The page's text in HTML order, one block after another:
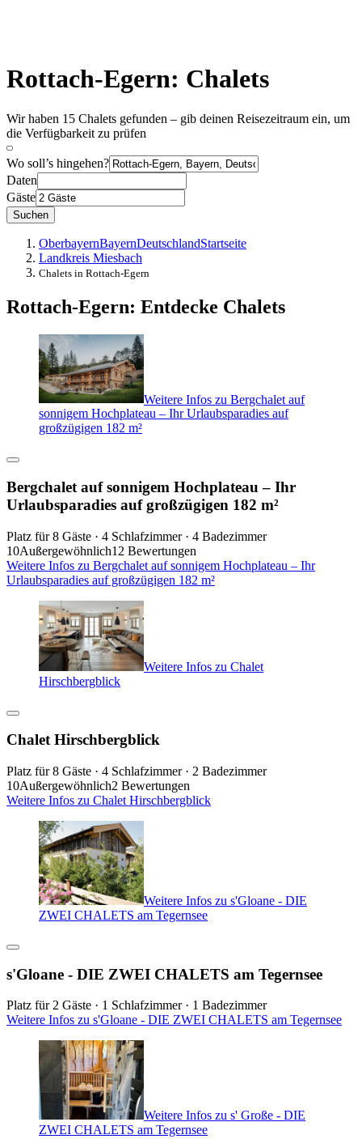
Rottach-Egern: Chalets
Wir haben 15 Chalets gefunden – gib deinen Reisezeitraum ein, um
die Verfügbarkeit zu prüfen
Wo soll’s hingehen?
Daten
Gäste
Suchen
OberbayernBayernDeutschlandStartseite
Landkreis Miesbach
Chalets in Rottach-Egern
Rottach-Egern: Entdecke Chalets
Weitere Infos zu Bergchalet auf
sonnigem Hochplateau – Ihr Urlaubsparadies auf
großzügigen 182 m²
Bergchalet auf sonnigem Hochplateau – Ihr
Urlaubsparadies auf großzügigen 182 m²
Platz für 8 Gäste · 4 Schlafzimmer · 4 Badezimmer
10Außergewöhnlich12 Bewertungen
Weitere Infos zu Bergchalet auf sonnigem Hochplateau – Ihr
Urlaubsparadies auf großzügigen 182 m²
Weitere Infos zu Chalet
Hirschbergblick
Chalet Hirschbergblick
Platz für 8 Gäste · 4 Schlafzimmer · 2 Badezimmer
10Außergewöhnlich2 Bewertungen
Weitere Infos zu Chalet Hirschbergblick
Weitere Infos zu s'Gloane - DIE
ZWEI CHALETS am Tegernsee
s'Gloane - DIE ZWEI CHALETS am Tegernsee
Platz für 2 Gäste · 1 Schlafzimmer · 1 Badezimmer
Weitere Infos zu s'Gloane - DIE ZWEI CHALETS am Tegernsee
Weitere Infos zu s' Große - DIE
ZWEI CHALETS am Tegernsee